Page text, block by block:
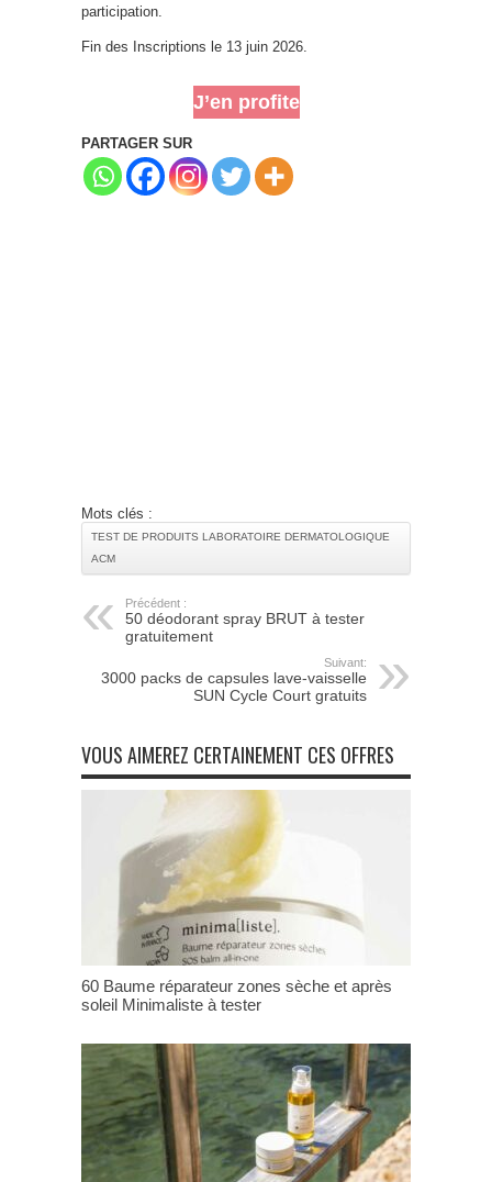
participation.
Fin des Inscriptions le 13 juin 2026.
J’en profite
PARTAGER SUR
Mots clés :
TEST DE PRODUITS LABORATOIRE DERMATOLOGIQUE
ACM
Précédent :
50 déodorant spray BRUT à tester
gratuitement
Suivant:
3000 packs de capsules lave-vaisselle
SUN Cycle Court gratuits
VOUS AIMEREZ CERTAINEMENT CES OFFRES
60 Baume réparateur zones sèche et après
soleil Minimaliste à tester